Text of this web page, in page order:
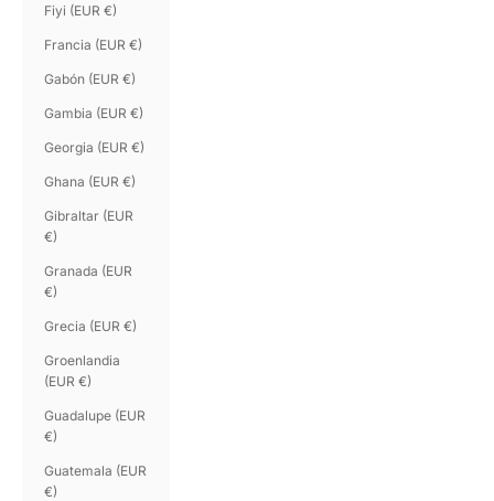
Fiyi (EUR €)
Francia (EUR €)
Gabón (EUR €)
Gambia (EUR €)
Georgia (EUR €)
Ghana (EUR €)
Gibraltar (EUR
€)
Granada (EUR
€)
Grecia (EUR €)
Groenlandia
(EUR €)
Guadalupe (EUR
€)
Guatemala (EUR
€)